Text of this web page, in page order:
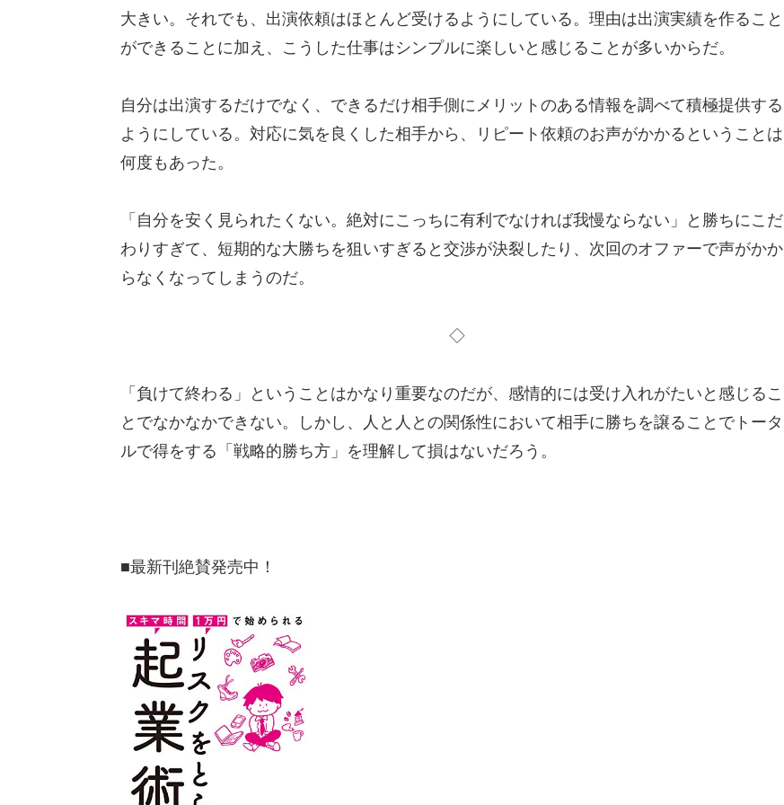
大きい。それでも、出演依頼はほとんど受けるようにしている。理由は出演実績を作ること
ができることに加え、こうした仕事はシンプルに楽しいと感じることが多いからだ。
自分は出演するだけでなく、できるだけ相手側にメリットのある情報を調べて積極提供する
ようにしている。対応に気を良くした相手から、リピート依頼のお声がかかるということは
何度もあった。
「自分を安く見られたくない。絶対にこっちに有利でなければ我慢ならない」と勝ちにこだ
わりすぎて、短期的な大勝ちを狙いすぎると交渉が決裂したり、次回のオファーで声がかか
らなくなってしまうのだ。
◇
「負けて終わる」ということはかなり重要なのだが、感情的には受け入れがたいと感じるこ
とでなかなかできない。しかし、人と人との関係性において相手に勝ちを譲ることでトータ
ルで得をする「戦略的勝ち方」を理解して損はないだろう。
■最新刊絶賛発売中！